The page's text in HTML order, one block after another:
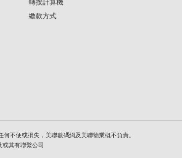
轉按計算機
繳款方式
不便或損失，美聯數碼網及美聯物業概不負責。
其有聯繫公司